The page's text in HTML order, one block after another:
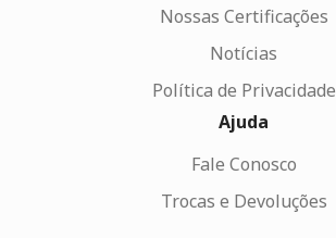
Nossas Certificações
Notícias
Política de Privacidade
Ajuda
Fale Conosco
Trocas e Devoluções